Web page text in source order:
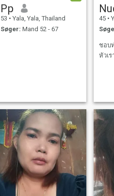
Pp
53 • Yala, Yala, Thailand
Søger: Mand 52 - 67
45 •
ชอบ
หัวเ